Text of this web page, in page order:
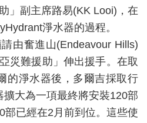
」副主席路易(KK Looi)，在
淨水器的過程。
由奮進山(Endeavour Hills)
災難援助」伸出援手。在取
的淨水器後，多爾吉採取行
大為一項最終將安裝120部
部已經在2月前到位。這些使